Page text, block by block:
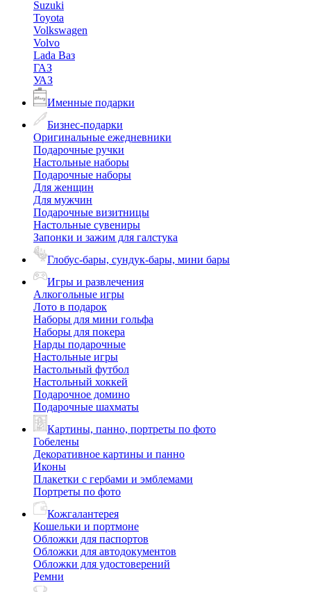
Suzuki
Toyota
Volkswagen
Volvo
Lada Ваз
ГАЗ
УАЗ
Именные подарки
Бизнес-подарки
Оригинальные ежедневники
Подарочные ручки
Настольные наборы
Подарочные наборы
Для женщин
Для мужчин
Подарочные визитницы
Настольные сувениры
Запонки и зажим для галстука
Глобус-бары, сундук-бары, мини бары
Игры и развлечения
Алкогольные игры
Лото в подарок
Наборы для мини гольфа
Наборы для покера
Нарды подарочные
Настольные игры
Настольный футбол
Настольный хоккей
Подарочное домино
Подарочные шахматы
Картины, панно, портреты по фото
Гобелены
Декоративное картины и панно
Иконы
Плакетки с гербами и эмблемами
Портреты по фото
Кожгалантерея
Кошельки и портмоне
Обложки для паспортов
Обложки для автодокументов
Обложки для удостоверений
Ремни